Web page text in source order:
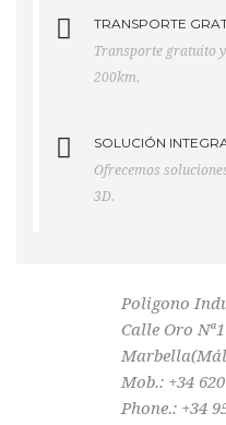
TRANSPORTE
Transporte gratuito
200km.
SOLUCIÓN
Ofrecemos
3D.
Poligono
Calle Oro Nª1
Mob.: +34
Phone.: +34